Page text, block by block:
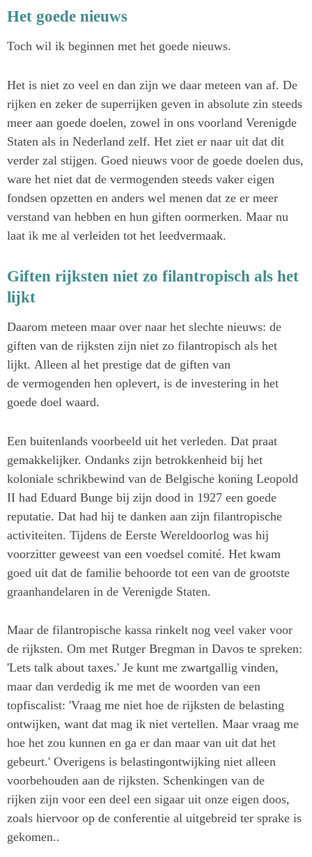
Het goede nieuws
Toch wil ik beginnen met het goede nieuws.
Het is niet zo veel en dan zijn we daar meteen van af. De
rijken en zeker de superrijken geven in absolute zin steeds
meer aan goede doelen, zowel in ons voorland Verenigde
Staten als in Nederland zelf. Het ziet er naar uit dat dit
verder zal stijgen. Goed nieuws voor de goede doelen dus,
ware het niet dat de vermogenden steeds vaker eigen
fondsen opzetten en anders wel menen dat ze er meer
verstand van hebben en hun giften oormerken. Maar nu
laat ik me al verleiden tot het leedvermaak.
Giften rijksten niet zo filantropisch als het
lijkt
Daarom meteen maar over naar het slechte nieuws: de
giften van de rijksten zijn niet zo filantropisch als het
lijkt. Alleen al het prestige dat de giften van
de vermogenden hen oplevert, is de investering in het
goede doel waard.
Een buitenlands voorbeeld uit het verleden. Dat praat
gemakkelijker. Ondanks zijn betrokkenheid bij het
koloniale schrikbewind van de Belgische koning Leopold
II had Eduard Bunge bij zijn dood in 1927 een goede
reputatie. Dat had hij te danken aan zijn filantropische
activiteiten. Tijdens de Eerste Wereldoorlog was hij
voorzitter geweest van een voedsel comité. Het kwam
goed uit dat de familie behoorde tot een van de grootste
graanhandelaren in de Verenigde Staten.
Maar de filantropische kassa rinkelt nog veel vaker voor
de rijksten. Om met Rutger Bregman in Davos te spreken:
'Lets talk about taxes.' Je kunt me zwartgallig vinden,
maar dan verdedig ik me met de woorden van een
topfiscalist: 'Vraag me niet hoe de rijksten de belasting
ontwijken, want dat mag ik niet vertellen. Maar vraag me
hoe het zou kunnen en ga er dan maar van uit dat het
gebeurt.' Overigens is belastingontwijking niet alleen
voorbehouden aan de rijksten. Schenkingen van de
rijken zijn voor een deel een sigaar uit onze eigen doos,
zoals hiervoor op de conferentie al uitgebreid ter sprake is
gekomen..